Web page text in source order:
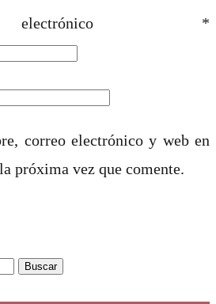
*
correo electrónico y web en
próxima vez que comente.